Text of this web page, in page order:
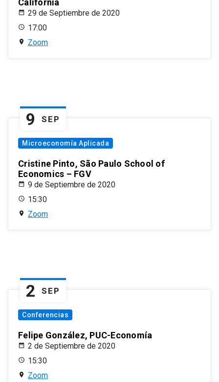
California
29 de Septiembre de 2020
17:00
Zoom
9 SEP
Microeconomía Aplicada
Cristine Pinto, São Paulo School of
Economics – FGV
9 de Septiembre de 2020
15:30
Zoom
2 SEP
Conferencias
Felipe González, PUC-Economía
2 de Septiembre de 2020
15:30
Zoom